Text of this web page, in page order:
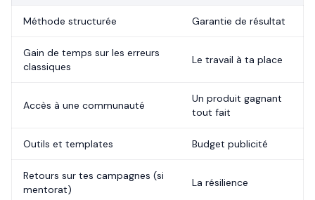
Méthode structurée Garantie de résultat
Gain de temps sur les erreurs
classiques
Le travail à ta place
Accès à une communauté
Un produit gagnant
tout fait
Outils et templates Budget publicité
Retours sur tes campagnes (si
mentorat)
La résilience